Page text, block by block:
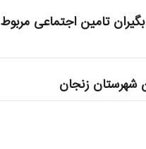
تامین اجتماعی مربوط
زنجان